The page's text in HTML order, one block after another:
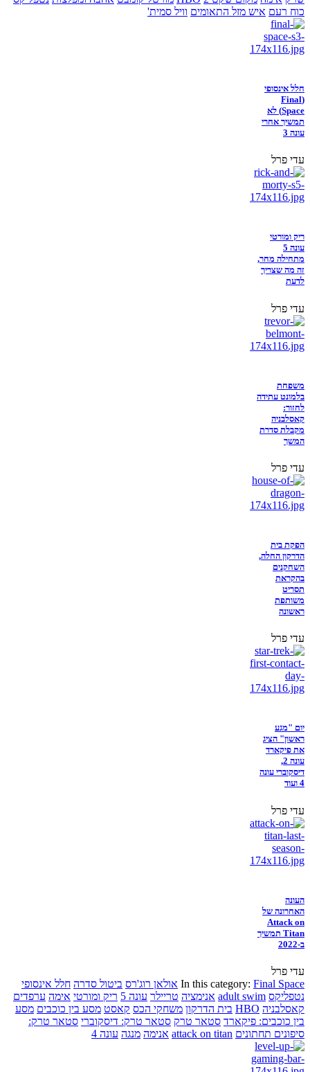
כוח רעם איש מזל התאומים וויל סמית'
חלל אינסופי
(Final
Space) לא
תמשיך אחרי
עונה 3
עדי פרל
ריק ומורטי
עונה 5
מתחילה מחר,
זה מה שצריך
לדעת
עדי פרל
משפחת
בלמונט עתידה
לחזור:
קאסלבניה
מקבלת סדרת
המשך
עדי פרל
הפקת בית
הדרקון החלה,
השחקנים
בהקראת
תסריט
משותפת
ראשונה
עדי פרל
יום "מגע
ראשון" הציג
את פיקארד
עונה 2,
דיסקוברי עונה
4 ועוד
עדי פרל
העונה
האחרונה של
Attack on
Titan תמשיך
ב-2022
עדי פרל
In this category: Final Space אולאן רוג'רס ביטול סדרה חלל אינסופי
נטפליקס adult swim אנימציה טריילר עונה 5 ריק ומורטי אימה ערפדים
קאסלבניה HBO בית הדרקון משחקי הכס קאסט מסע בין כוכבים מסע
בין כוכבים: פיקארד סטאר טרק סטאר טרק: דיסקוברי סטאר טרק:
סיפונים תחתונים attack on titan אנימה מנגה עונה 4